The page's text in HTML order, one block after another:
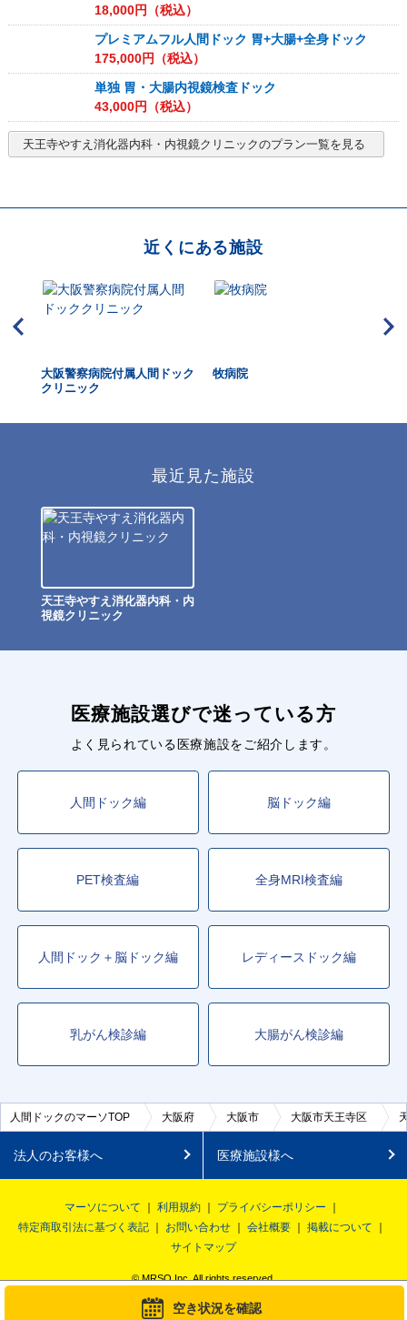
空き状況を確認
18,000円（税込）
プレミアムフル人間ドック 胃+大腸+全身ドック
175,000円（税込）
単独 胃・大腸内視鏡検査ドック
43,000円（税込）
天王寺やすえ消化器内科・内視鏡クリニックのプラン一覧を見る
近くにある施設
大阪警察病院付属人間ドック
クリニック
牧病院
最近見た施設
天王寺やすえ消化器内科・内
視鏡クリニック
医療施設選びで迷っている方
よく見られている医療施設をご紹介します。
人間ドック編 脳ドック編
PET検査編 全身MRI検査編
人間ドック＋脳ドック編 レディースドック編
乳がん検診編 大腸がん検診編
人間ドックのマーソTOP 大阪府 大阪市 大阪市天王寺区
法人のお客様へ 医療施設様へ
マーソについて 利用規約
プライバシーポリシー
特定商取引法に基づく表記
お問い合わせ 会社概要
掲載について
サイトマップ
© MRSO Inc. All rights reserved.